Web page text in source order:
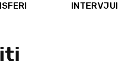
INTERVJUI